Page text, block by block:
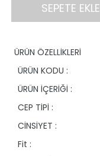
SEPETE EKLE
ÜRÜN ÖZELLİKLERİ
ÜRÜN KODU :
ÜRÜN İÇERİĞİ :
CEP TİPİ :
CİNSİYET :
Fit :